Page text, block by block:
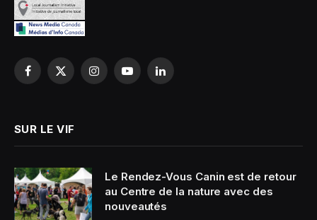
Facebook
X
InstagramYouTubeLinkedIn
SUR LE VIF
Le Rendez-Vous Canin est de retour
au Centre de la nature avec des
nouveautés